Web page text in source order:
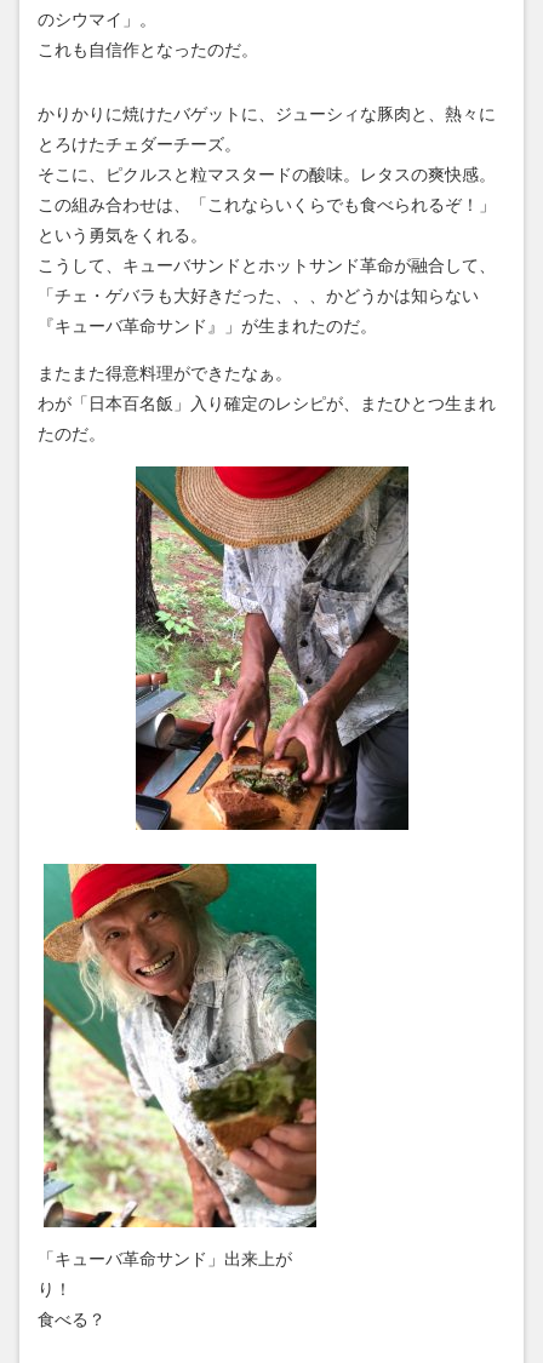
のシウマイ」。
これも自信作となったのだ。
かりかりに焼けたバゲットに、ジューシィな豚肉と、熱々に
とろけたチェダーチーズ。
そこに、ピクルスと粒マスタードの酸味。レタスの爽快感。
この組み合わせは、「これならいくらでも食べられるぞ！」
という勇気をくれる。
こうして、キューバサンドとホットサンド革命が融合して、
「チェ・ゲバラも大好きだった、、、かどうかは知らない
『キューバ革命サンド』」が生まれたのだ。
またまた得意料理ができたなぁ。
わが「日本百名飯」入り確定のレシピが、またひとつ生まれ
たのだ。
「キューバ革命サンド」出来上が
り！
食べる？